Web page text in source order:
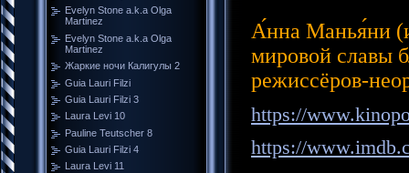
Evelyn Stone a.k.a Olga
Martinez
Evelyn Stone a.k.a Olga
Martinez
Жаркие ночи Калигулы 2
Guia Lauri Filzi
Guia Lauri Filzi 3
Laura Levi 10
Pauline Teutscher 8
Guia Lauri Filzi 4
Laura Levi 11
А́нна Манья́ни
мировой славы
режиссёров-
https://
https://